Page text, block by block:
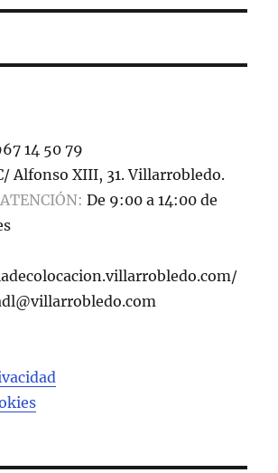
14 50 79
Alfonso XIII, 31. Villarrobledo.
De 9:00 a 14:00 de